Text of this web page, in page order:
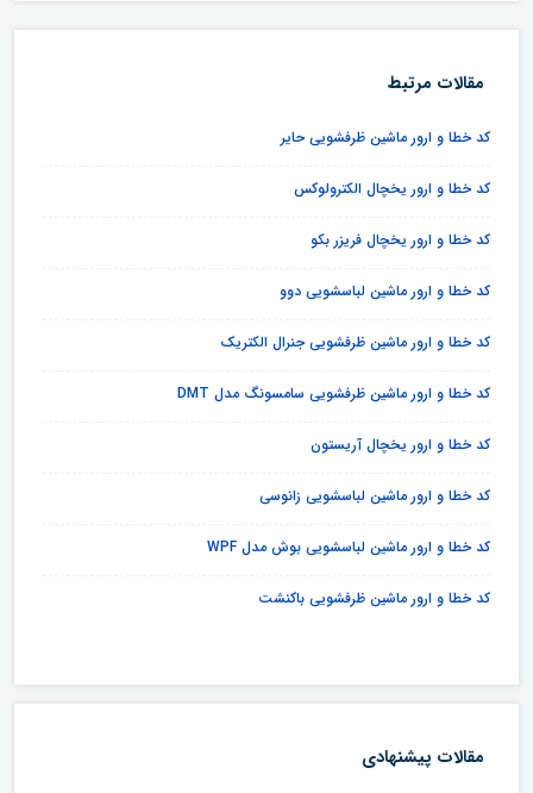
مقالات مرتبط
کد خطا و ارور ماشین ظرفشویی حایر
کد خطا و ارور یخچال الکترولوکس
کد خطا و ارور یخچال فریزر بکو
کد خطا و ارور ماشین لباسشویی دوو
کد خطا و ارور ماشین ظرفشویی جنرال الکتریک
کد خطا و ارور ماشین ظرفشویی سامسونگ مدل DMT
کد خطا و ارور یخچال آریستون
کد خطا و ارور ماشین لباسشویی زانوسی
کد خطا و ارور ماشین لباسشویی بوش مدل WPF
کد خطا و ارور ماشین ظرفشویی باکنشت
مقالات پیشنهادی